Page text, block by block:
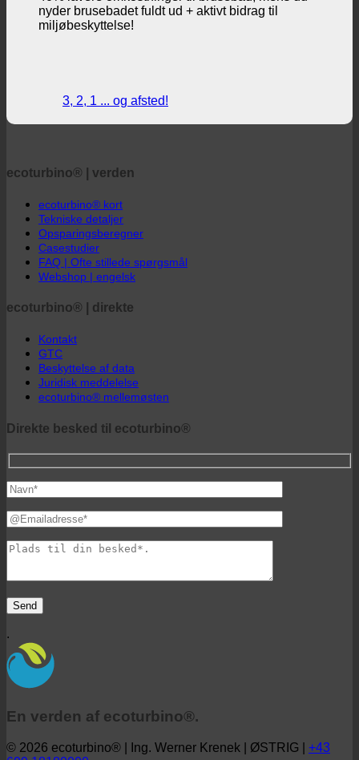
40% lavere omkostninger til brusebad, mens du
nyder brusebadet fuldt ud + aktivt bidrag til
ecoturbino® | verden
ecoturbino® kort
Tekniske detaljer
Opsparingsberegner
Casestudier
FAQ | Ofte stillede spørgsmål
ecoturbino® | direkte
Kontakt
GTC
Beskyttelse af data
Juridisk meddelelse